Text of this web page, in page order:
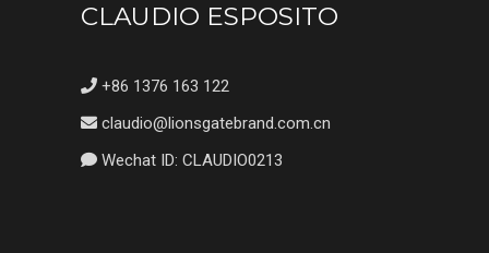
CLAUDIO ESPOSITO
+86 1376 163 122
claudio@lionsgatebrand.com.cn
Wechat ID: CLAUDIO0213